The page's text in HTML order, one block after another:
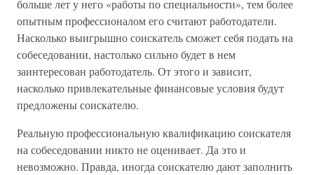
больше лет у него «работы по специальности», тем более
опытным профессионалом его считают работодатели.
Насколько выигрышно соискатель сможет себя подать на
собеседовании, настолько сильно будет в нем
заинтересован работодатель. От этого и зависит,
насколько привлекательные финансовые условия будут
предложены соискателю.
Реальную профессиональную квалификацию соискателя
на собеседовании никто не оценивает. Да это и
невозможно. Правда, иногда соискателю дают заполнить